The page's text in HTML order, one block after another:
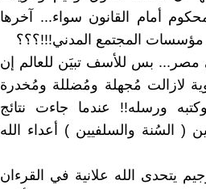
أمام القانون سواء... آخرها
المجتمع المدني!!!؟؟؟
بس للأسف تبيَن للعالم إن
لازالت مُجهلة ومُضللة ومُخدرة
ورسله!! عندما جاءت نتائج
( السُنة والسلفيين ) أعداء الله
يتحدى الله علانية في القرءان